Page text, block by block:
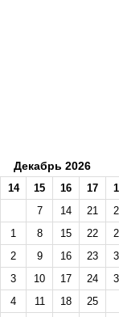
Декабрь 2026
14 15 16 17
7 14 21
1 8 15 22
2 9 16 23
3 10 17 24
4 11 18
25